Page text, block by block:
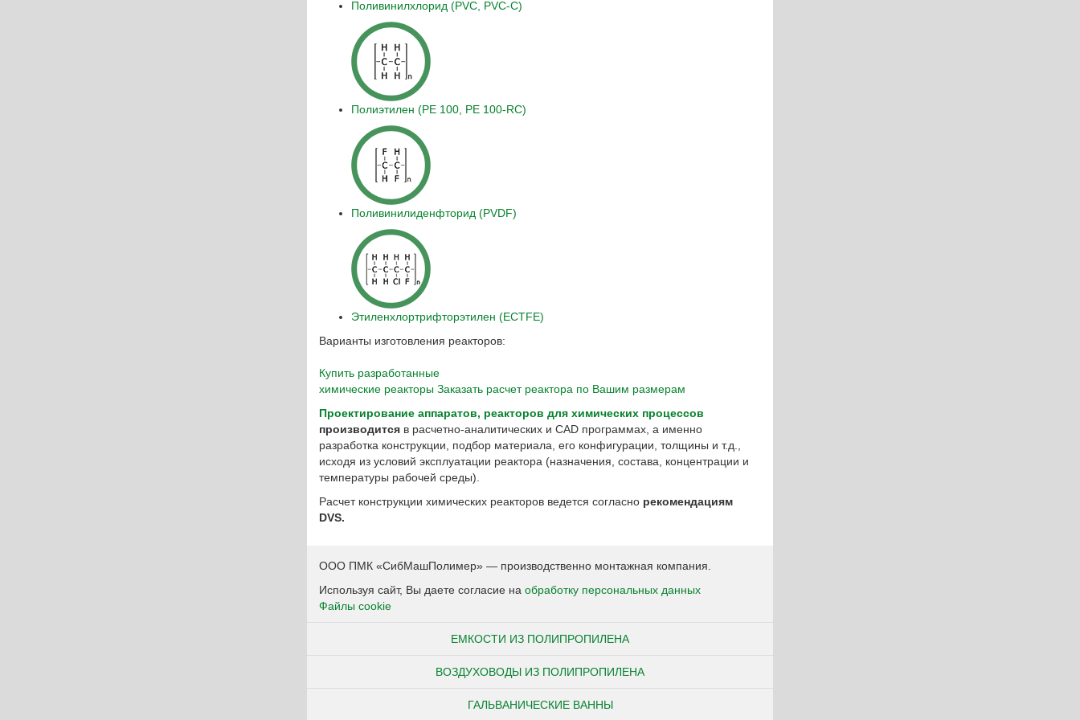
Поливинилхлорид (PVC, PVC-C)
Полиэтилен (PE 100, PE 100-RC)
Поливинилиденфторид (PVDF)
Этиленхлортрифторэтилен (ECTFE)
Варианты изготовления реакторов:
Купить разработанные
химические реакторы Заказать расчет реактора по Вашим размерам
Проектирование аппаратов, реакторов для химических процессов
производится в расчетно-аналитических и CAD программах, а именно
разработка конструкции, подбор материала, его конфигурации, толщины и т.д.,
исходя из условий эксплуатации реактора (назначения, состава, концентрации и
температуры рабочей среды).
Расчет конструкции химических реакторов ведется согласно рекомендациям
DVS.
ООО ПМК «СибМашПолимер» — производственно монтажная компания.
Используя сайт, Вы даете согласие на обработку персональных данных
Файлы cookie
ЕМКОСТИ ИЗ ПОЛИПРОПИЛЕНА
ВОЗДУХОВОДЫ ИЗ ПОЛИПРОПИЛЕНА
ГАЛЬВАНИЧЕСКИЕ ВАННЫ